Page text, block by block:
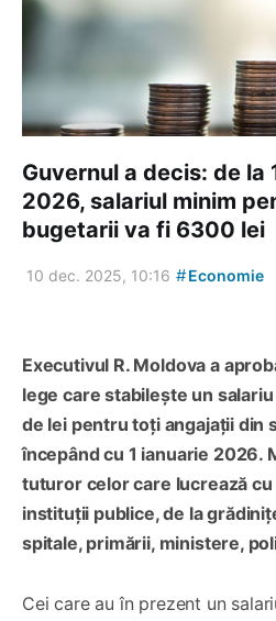
Guvernul a decis: de la
2026, salariul minim
bugetarii va fi 6300 lei
10 dec. 2025, 10:16 #Economie
Executivul R. Moldova a
lege care stabilește un
de lei pentru toți angajații din
începând cu 1 ianuarie 2026.
tuturor celor care lucrează
instituții publice, de la
spitale, primării, ministere,
Cei care au în prezent un